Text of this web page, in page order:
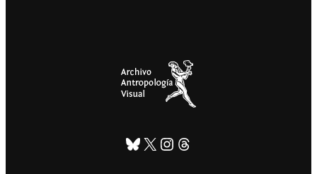
Bluesky
X Instagram
Threads